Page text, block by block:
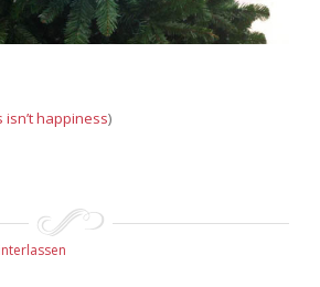
isn’t happiness)